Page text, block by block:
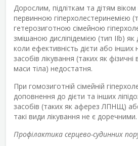
Дорослим, підліткам та дітям віком
первинною гіперхолестеринемією
гетерозиготною сімейною
змішаною дисліпідемією (тип IIb)
коли ефективність дієти або
засобів лікування (таких як
маси тіла) недостатня.
При гомозиготній сімейній
доповнення до дієти та інших
засобів (таких як аферез ЛПНЩ)
такі види лікування не є доречними.
Профілактика серцево-судинних